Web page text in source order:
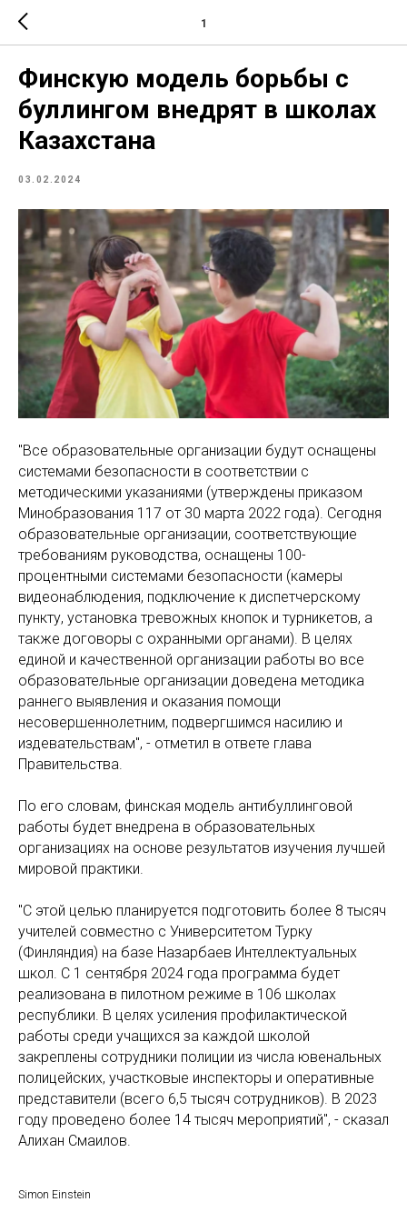
1
Финскую модель борьбы с
буллингом внедрят в школах
Казахстана
03.02.2024
"Все образовательные организации будут оснащены
системами безопасности в соответствии с
методическими указаниями (утверждены приказом
Минобразования 117 от 30 марта 2022 года). Сегодня
образовательные организации, соответствующие
требованиям руководства, оснащены 100-
процентными системами безопасности (камеры
видеонаблюдения, подключение к диспетчерскому
пункту, установка тревожных кнопок и турникетов, а
также договоры с охранными органами). В целях
единой и качественной организации работы во все
образовательные организации доведена методика
раннего выявления и оказания помощи
несовершеннолетним, подвергшимся насилию и
издевательствам", - отметил в ответе глава
Правительства.
По его словам, финская модель антибуллинговой
работы будет внедрена в образовательных
организациях на основе результатов изучения лучшей
мировой практики.
"С этой целью планируется подготовить более 8 тысяч
учителей совместно с Университетом Турку
(Финляндия) на базе Назарбаев Интеллектуальных
школ. С 1 сентября 2024 года программа будет
реализована в пилотном режиме в 106 школах
республики. В целях усиления профилактической
работы среди учащихся за каждой школой
закреплены сотрудники полиции из числа ювенальных
полицейских, участковые инспекторы и оперативные
представители (всего 6,5 тысяч сотрудников). В 2023
году проведено более 14 тысяч мероприятий", - сказал
Алихан Смаилов.
Simon Einstein